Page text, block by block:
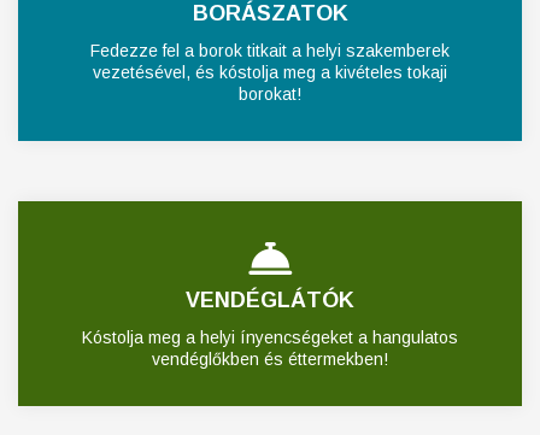
BORÁSZATOK
Fedezze fel a borok titkait a helyi szakemberek
vezetésével, és kóstolja meg a kivételes tokaji
borokat!
VENDÉGLÁTÓK
Kóstolja meg a helyi ínyencségeket a hangulatos
vendéglőkben és éttermekben!